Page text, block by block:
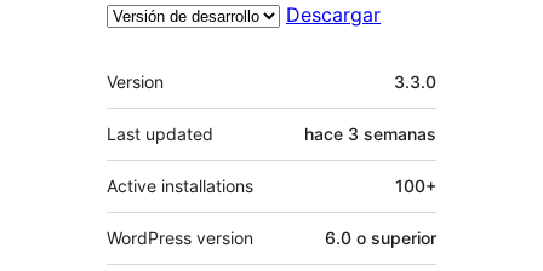
Descargar
Meta
Version 3.3.0
Last updated hace 3 semanas
Active installations 100+
WordPress version 6.0 o superior